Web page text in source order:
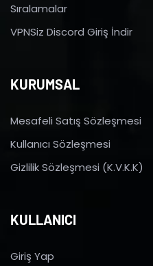
Sıralamalar
VPNSiz Discord Giriş İndir
KURUMSAL
Mesafeli Satış Sözleşmesi
Kullanıcı Sözleşmesi
Gizlilik Sözleşmesi (K.V.K.K)
KULLANICI
Giriş Yap